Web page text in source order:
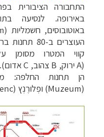
התחבורה הציבורית
באירופה. לנסיעה
באוטובוסים, חשמליות (Tram),
העוצרים ב-80 תחנות ברחבי העיר.
קווי המטרו מסומן
(
Aירוק, B צהוב, C
הן תחנות החלפה:
(
Muzeum) ופְלורֶנְץ (